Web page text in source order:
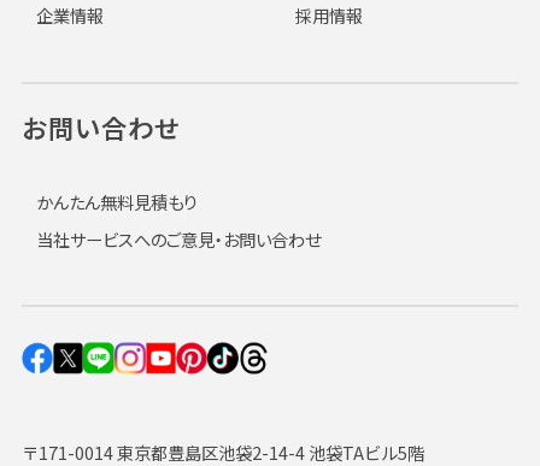
〒171-0014 東京都豊島区池袋2-14-4 池袋TAビル5階
企業情報 採用情報
お問い合わせ
かんたん無料見積もり
当社サービスへのご意見・お問い合わせ